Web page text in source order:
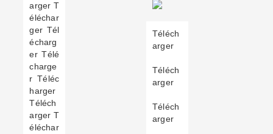
arger T
éléchar
ger Tél
écharg
er Télé
charge
r Téléc
harger
Téléch
arger T
éléchar
Téléch
arger
Téléch
arger
Téléch
arger